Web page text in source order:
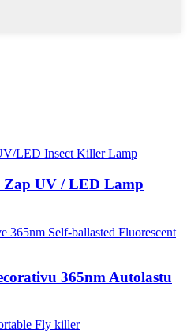
Zap UV / LED Lamp
365nm Autolastu